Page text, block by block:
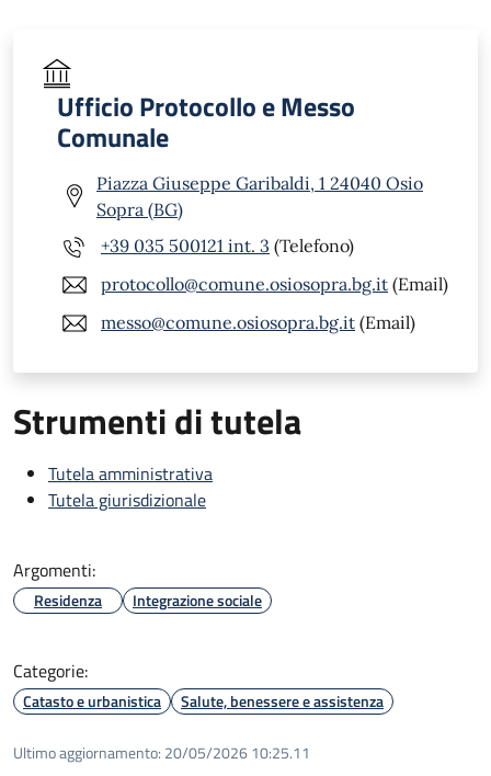
Ufficio Protocollo e Messo
Comunale
Piazza Giuseppe Garibaldi, 1 24040 Osio
Sopra (BG)
+39 035 500121 int. 3 (Telefono)
protocollo@comune.osiosopra.bg.it (Email)
messo@comune.osiosopra.bg.it (Email)
Strumenti di tutela
Tutela amministrativa
Tutela giurisdizionale
Argomenti:
Residenza Integrazione sociale
Categorie:
Catasto e urbanistica Salute, benessere e assistenza
Ultimo aggiornamento: 20/05/2026 10:25.11